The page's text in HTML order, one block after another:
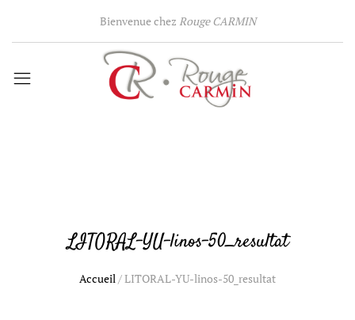
Bienvenue chez Rouge CARMIN
LITORAL-YU-linos-50_resultat
Accueil/LITORAL-YU-linos-50_resultat